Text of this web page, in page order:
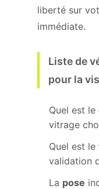
liberté sur
immédiate.
Liste de
pour la
Quel est le
vitrage
Quel est le
validation
La pose